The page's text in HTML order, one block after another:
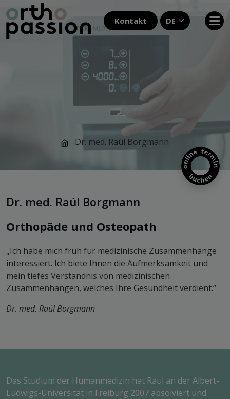
Kontakt DE
/ Dr. med. Raúl Borgmann
Dr. med. Raúl Borgmann
Orthopäde und Osteopath
„Ich habe mich früh für medizinische Zusammenhänge
interessiert. Ich biete Ihnen die Aufmerksamkeit und
mein tiefes Verständnis von medizinischen
Zusammenhängen, welches Ihre Gesundheit verdient.“
Dr. med. Raúl Borgmann
Das Studium der Humanmedizin hat Raul an der Albert-
Ludwigs-Universität in Freiburg 2007 absolviert und